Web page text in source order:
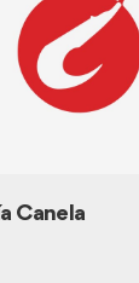
Canela